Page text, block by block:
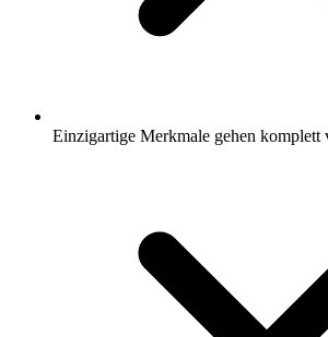
Einzigartige Merkmale gehen komplett